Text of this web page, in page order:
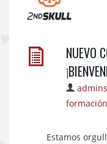
NUEVO
formación
Estamos